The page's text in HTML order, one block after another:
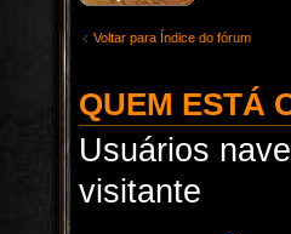
Voltar para Índice do fórum
QUEM ESTÁ
Usuários
visitante